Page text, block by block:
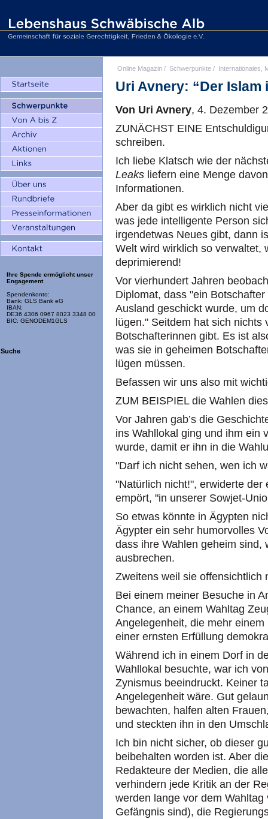
Ihre Spende ermöglicht unser
Engagement
Spendenkonto:
Bank: GLS Bank eG
IBAN:
DE36 4306 0967 8023 3348 00
BIC: GENODEM1GLS
Suche
Online Magazin / Schwerpunkte / Internationales,
Uri Avnery: “Der Islam
Von Uri Avnery, 4. Dezember
ZUNÄCHST EINE
schreiben.
Ich liebe Klatsch wie der
Leaks liefern eine Menge
Informationen.
Aber da gibt es wirklich nicht
was jede intelligente Person
irgendetwas Neues gibt, dann
Welt wird wirklich so verwaltet,
deprimierend!
Vor vierhundert Jahren
Diplomat, dass "ein
Ausland geschickt wurde, um
lügen." Seitdem hat sich
Botschafterinnen gibt. Es ist
was sie in geheimen
lügen müssen.
Befassen wir uns also mit
ZUM BEISPIEL die Wahlen
Vor Jahren gab’s die
ins Wahllokal ging und ihm ein
wurde, damit er ihn in die
"Darf ich nicht sehen, wen ich
"Natürlich nicht!", erwiderte
empört, "in unserer Sowjet-
So etwas könnte in Ägypten
Ägypter ein sehr humorvolles
dass ihre Wahlen geheim sind,
ausbrechen.
Zweitens weil sie offensichtlich
Bei einem meiner Besuche in
Chance, an einem Wahltag
Angelegenheit, die mehr
einer ernsten Erfüllung
Während ich in einem Dorf in
Wahllokal besuchte, war ich
Zynismus beeindruckt. Keiner
Angelegenheit wäre. Gut
bewachten, halfen alten
und steckten ihn in den
Ich bin nicht sicher, ob dieser
beibehalten worden ist. Aber
Redakteure der Medien, die
verhindern jede Kritik an der
werden lange vor dem
Gefängnis sind), die